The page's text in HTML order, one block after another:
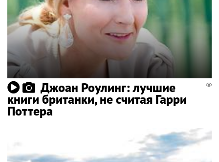
Джоан Роулинг: лучшие
книги британки, не считая Гарри
Поттера